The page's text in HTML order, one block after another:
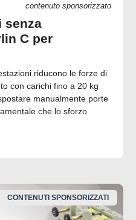
contenuto sponsorizzato
senza
C per
riducono le forze di
con carichi fino a 20 kg
manualmente porte
che lo sforzo
CONTENUTI SPONSORIZZATI